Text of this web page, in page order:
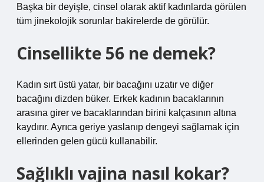
Başka bir deyişle, cinsel olarak aktif kadınlarda görülen
tüm jinekolojik sorunlar bakirelerde de görülür.
Cinsellikte 56 ne demek?
Kadın sırt üstü yatar, bir bacağını uzatır ve diğer
bacağını dizden büker. Erkek kadının bacaklarının
arasına girer ve bacaklarından birini kalçasının altına
kaydırır. Ayrıca geriye yaslanıp dengeyi sağlamak için
ellerinden gelen gücü kullanabilir.
Sağlıklı vajina nasıl kokar?